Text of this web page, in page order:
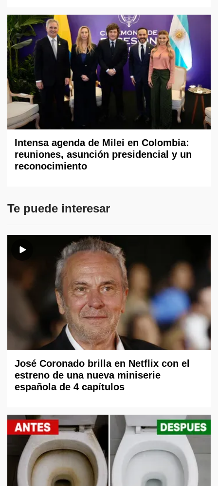
Intensa agenda de Milei en Colombia:
reuniones, asunción presidencial y un
reconocimiento
Te puede interesar
José Coronado brilla en Netflix con el
estreno de una nueva miniserie
española de 4 capítulos